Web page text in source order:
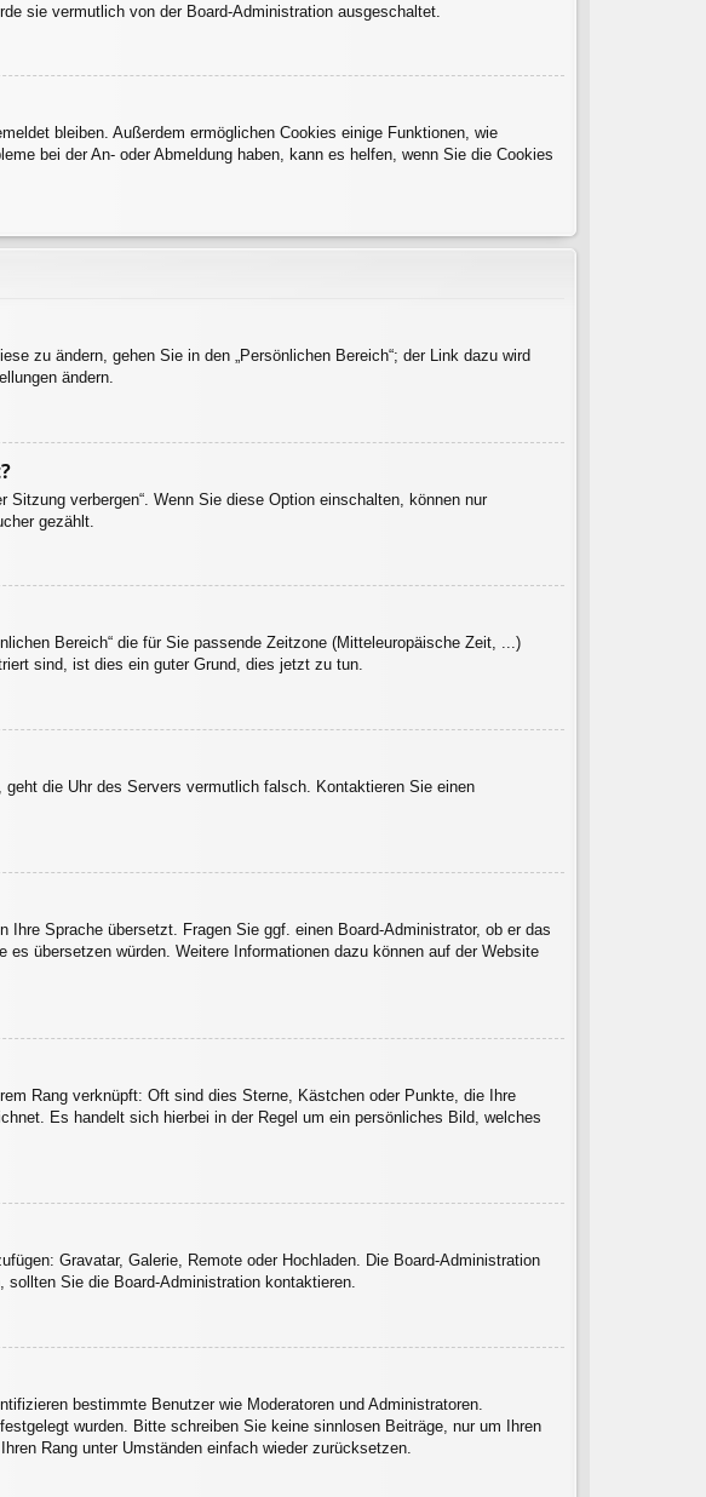
sie vermutlich von der Board-Administration ausgeschaltet.
bleiben. Außerdem ermöglichen Cookies einige Funktionen, wie
bei der An- oder Abmeldung haben, kann es helfen, wenn Sie die Cookies
zu ändern, gehen Sie in den „Persönlichen Bereich“; der Link dazu wird
ändern.
verbergen“. Wenn Sie diese Option einschalten, können nur
gezählt.
Bereich“ die für Sie passende Zeitzone (Mitteleuropäische Zeit, ...)
sind, ist dies ein guter Grund, dies jetzt zu tun.
die Uhr des Servers vermutlich falsch. Kontaktieren Sie einen
Sprache übersetzt. Fragen Sie ggf. einen Board-Administrator, ob er das
übersetzen würden. Weitere Informationen dazu können auf der Website
Rang verknüpft: Oft sind dies Sterne, Kästchen oder Punkte, die Ihre
Es handelt sich hierbei in der Regel um ein persönliches Bild, welches
Gravatar, Galerie, Remote oder Hochladen. Die Board-Administration
Sie die Board-Administration kontaktieren.
bestimmte Benutzer wie Moderatoren und Administratoren.
wurden. Bitte schreiben Sie keine sinnlosen Beiträge, nur um Ihren
Rang unter Umständen einfach wieder zurücksetzen.